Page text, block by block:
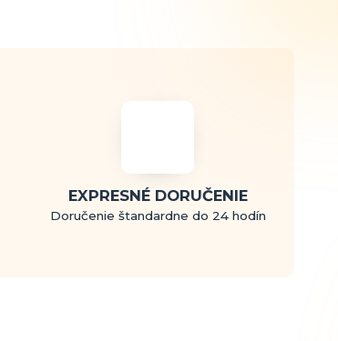
EXPRESNÉ DORUČENIE
Doručenie štandardne do 24 hodín